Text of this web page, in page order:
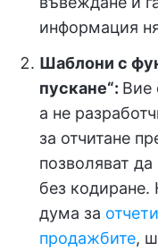
информация
Шаблони с
пускане“: Вие
а не
за отчитане
позволяват
без кодиране.
дума за
продажбите,